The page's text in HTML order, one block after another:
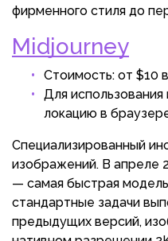
фирменного стиля до
Midjourney
Стоимость: от $10
Для
локацию в
Специализированный
изображений. В апреле
— самая быстрая
стандартные задачи
предыдущих версий,